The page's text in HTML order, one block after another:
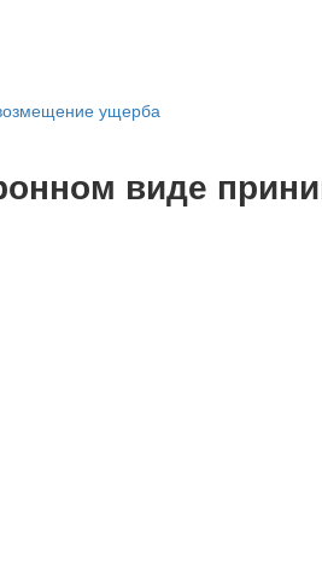
ущерба
виде